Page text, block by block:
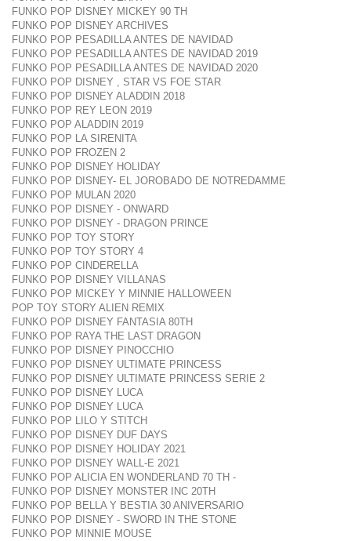
FUNKO POP DISNEY MICKEY 90 TH
FUNKO POP DISNEY ARCHIVES
FUNKO POP PESADILLA ANTES DE NAVIDAD
FUNKO POP PESADILLA ANTES DE NAVIDAD 2019
FUNKO POP PESADILLA ANTES DE NAVIDAD 2020
FUNKO POP DISNEY , STAR VS FOE STAR
FUNKO POP DISNEY ALADDIN 2018
FUNKO POP REY LEON 2019
FUNKO POP ALADDIN 2019
FUNKO POP LA SIRENITA
FUNKO POP FROZEN 2
FUNKO POP DISNEY HOLIDAY
FUNKO POP DISNEY- EL JOROBADO DE NOTREDAMME
FUNKO POP MULAN 2020
FUNKO POP DISNEY - ONWARD
FUNKO POP DISNEY - DRAGON PRINCE
FUNKO POP TOY STORY
FUNKO POP TOY STORY 4
FUNKO POP CINDERELLA
FUNKO POP DISNEY VILLANAS
FUNKO POP MICKEY Y MINNIE HALLOWEEN
POP TOY STORY ALIEN REMIX
FUNKO POP DISNEY FANTASIA 80TH
FUNKO POP RAYA THE LAST DRAGON
FUNKO POP DISNEY PINOCCHIO
FUNKO POP DISNEY ULTIMATE PRINCESS
FUNKO POP DISNEY ULTIMATE PRINCESS SERIE 2
FUNKO POP DISNEY LUCA
FUNKO POP DISNEY LUCA
FUNKO POP LILO Y STITCH
FUNKO POP DISNEY DUF DAYS
FUNKO POP DISNEY HOLIDAY 2021
FUNKO POP DISNEY WALL-E 2021
FUNKO POP ALICIA EN WONDERLAND 70 TH -
FUNKO POP DISNEY MONSTER INC 20TH
FUNKO POP BELLA Y BESTIA 30 ANIVERSARIO
FUNKO POP DISNEY - SWORD IN THE STONE
FUNKO POP MINNIE MOUSE